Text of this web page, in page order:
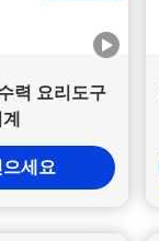
력 요리도구
세요